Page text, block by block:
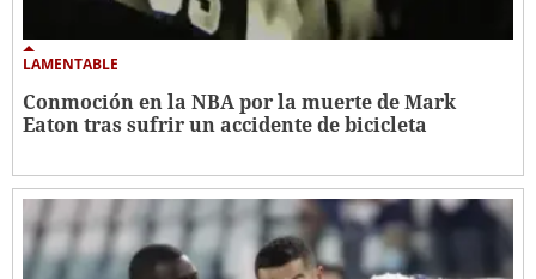
LAMENTABLE
Conmoción en la NBA por la muerte de Mark
Eaton tras sufrir un accidente de bicicleta